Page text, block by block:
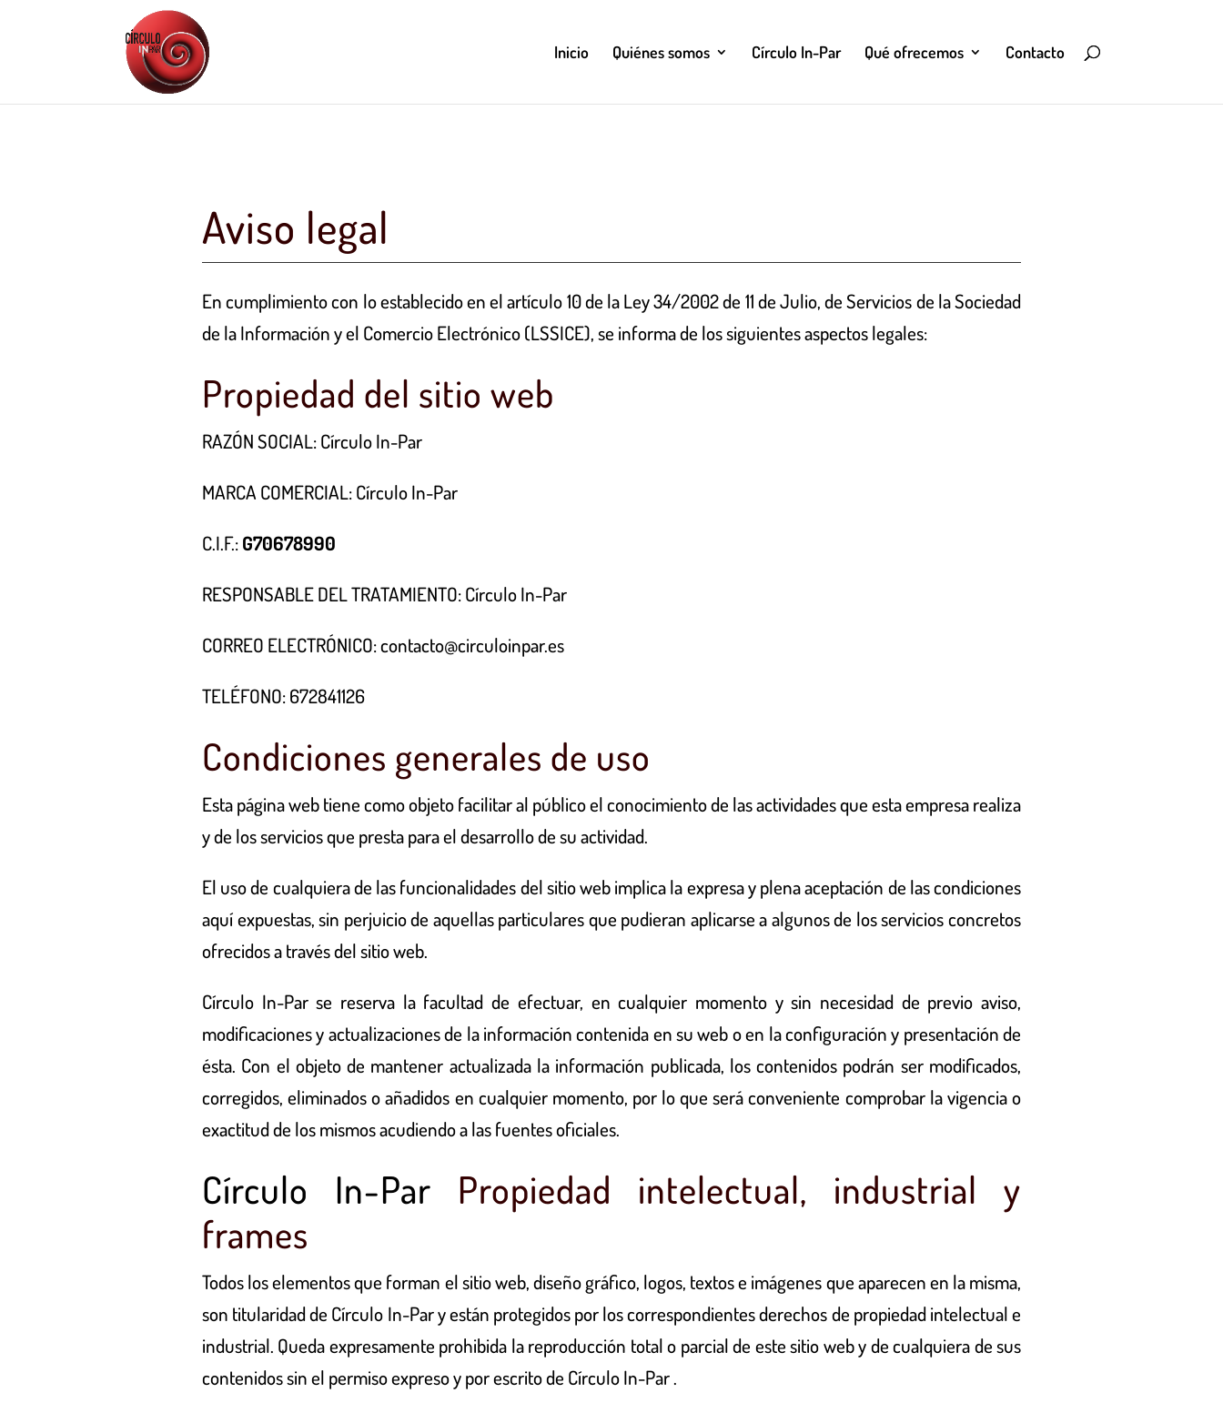
Inicio Quiénes somos Círculo In-Par Qué ofrecemos Contacto
Aviso legal
En cumplimiento con lo establecido en el artículo 10 de la Ley 34/2002 de 11 de Julio, de Servicios de la Sociedad
de la Información y el Comercio Electrónico (LSSICE), se informa de los siguientes aspectos legales:
Propiedad del sitio web
RAZÓN SOCIAL: Círculo In-Par
MARCA COMERCIAL: Círculo In-Par
C.I.F.:G70678990
RESPONSABLE DEL TRATAMIENTO: Círculo In-Par
CORREO ELECTRÓNICO: contacto@circuloinpar.es
TELÉFONO: 672841126
Condiciones generales de uso
Esta página web tiene como objeto facilitar al público el conocimiento de las actividades que esta empresa realiza
y de los servicios que presta para el desarrollo de su actividad.
El uso de cualquiera de las funcionalidades del sitio web implica la expresa y plena aceptación de las condiciones
aquí expuestas, sin perjuicio de aquellas particulares que pudieran aplicarse a algunos de los servicios concretos
ofrecidos a través del sitio web.
Círculo In-Par se reserva la facultad de efectuar, en cualquier momento y sin necesidad de previo aviso,
modificaciones y actualizaciones de la información contenida en su web o en la configuración y presentación de
ésta. Con el objeto de mantener actualizada la información publicada, los contenidos podrán ser modificados,
corregidos, eliminados o añadidos en cualquier momento, por lo que será conveniente comprobar la vigencia o
exactitud de los mismos acudiendo a las fuentes oficiales.
Círculo In-Par
Propiedad intelectual, industrial y
frames
Todos los elementos que forman el sitio web, diseño gráfico, logos, textos e imágenes que aparecen en la misma,
son titularidad de Círculo In-Pary están protegidos por los correspondientes derechos de propiedad intelectual e
industrial. Queda expresamente prohibida la reproducción total o parcial de este sitio web y de cualquiera de sus
contenidos sin el permiso expreso y por escrito de Círculo In-Par.